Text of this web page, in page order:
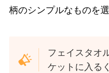
柄のシンプルなものを
フェイスタオ
ケットに入る